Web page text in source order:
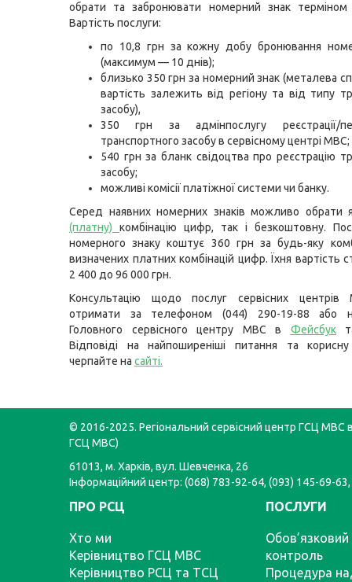
обрати та забронювати номерний знак
Вартість послуги:
по 10,8 грн за кожну добу бронювання
(максимум — 10 днів);
близько 350 грн за номерний знак (металева
вартість залежить від регіону та від типу
засобу),
350 грн за адмінпослугу реєстрації/
транспортного засобу в сервісному центрі МВС;
540 грн за бланк свідоцтва про реєстрацію
засобу;
можливі комісії платіжної системи чи банку.
Серед наявних номерних знаків можливо обрати
(платну)
комбінацію цифр, так і безкоштовну.
номерного знаку коштує 360 грн за будь-яку
визначених платних комбінацій цифр. Їхня вартість
2 400 до 96 000 грн.
Консультацію щодо послуг сервісних
отримати за телефоном (044) 290-19-88 або
Головного сервісного центру МВС в Фейсбук
Відповіді на найпоширеніші питання та
черпайте на сайті.
© 2016-2025. Регіональний сервісний центр ГСЦ МВС в
ГСЦ МВС)
61013, м. Харків, вул. Шевченка, 26
Інформаційний центр: (068) 783-92-64, (093) 145-69-
ПРО РСЦ
Хто ми
Керівництво ГСЦ МВС
Керівництво РСЦ та ТСЦ
ПОСЛУГИ
Обов’язковий
контроль
Процедура